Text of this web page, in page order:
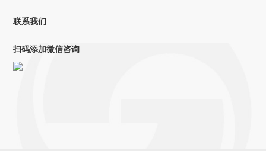
联系我们
扫码添加微信咨询